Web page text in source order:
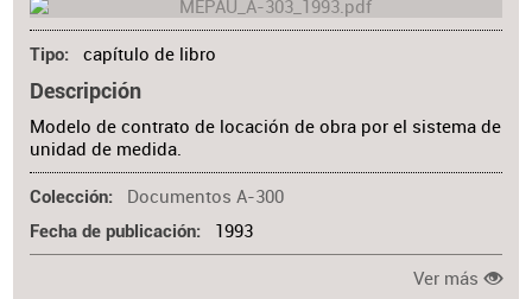
Tipo capítulo de libro
Descripción
Modelo de contrato de locación de obra por el sistema de
unidad de medida.
Colección Documentos A-300
Fecha de publicación 1993
Ver más